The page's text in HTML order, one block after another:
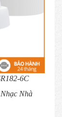
6C
Nhà